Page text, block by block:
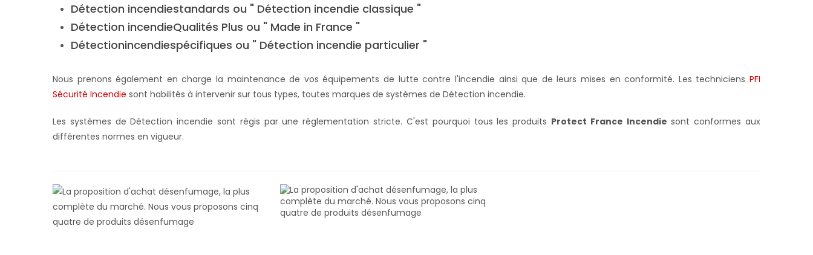
Détection incendiestandards ou " Détection incendie classique "
Détection incendieQualités Plus ou " Made in France "
Détectionincendiespécifiques ou " Détection incendie particulier "
Nous prenons également en charge la maintenance de vos équipements de lutte contre l'incendie ainsi que de leurs mises en conformité. Les techniciens PFI
Sécurité Incendie sont habilités à intervenir sur tous types, toutes marques de systèmes de Détection incendie.
Les systèmes de Détection incendie sont régis par une réglementation stricte. C'est pourquoi tous les produits Protect France Incendie sont conformes aux
différentes normes en vigueur.